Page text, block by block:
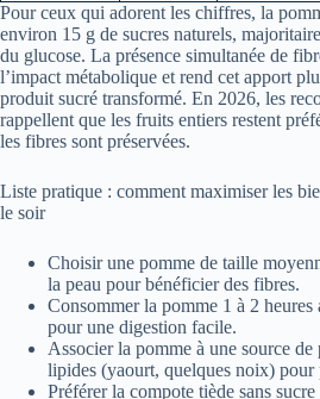
Pour ceux qui adorent les chiffres, la
environ 15 g de sucres naturels,
du glucose. La présence simultanée de
l’impact métabolique et rend cet apport
produit sucré transformé. En 2026, les
rappellent que les fruits entiers restent
les fibres sont préservées.
Liste pratique : comment maximiser les
le soir
Choisir une pomme de taille
la peau pour bénéficier des fibres.
Consommer la pomme 1 à 2 heures
pour une digestion facile.
Associer la pomme à une source de
lipides (yaourt, quelques noix) pour
Préférer la compote tiède sans